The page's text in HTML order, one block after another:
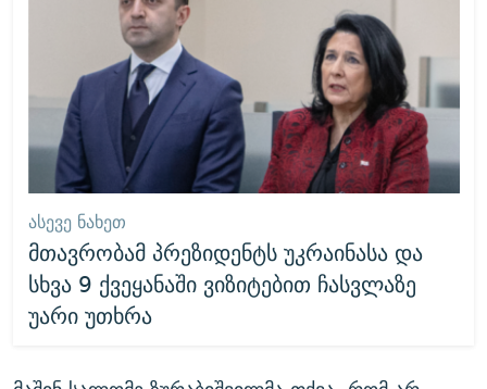
ᲐᲡᲔᲕᲔ ᲜᲐᲮᲔᲗ
მთავრობამ პრეზიდენტს უკრაინასა და
სხვა 9 ქვეყანაში ვიზიტებით ჩასვლაზე
უარი უთხრა